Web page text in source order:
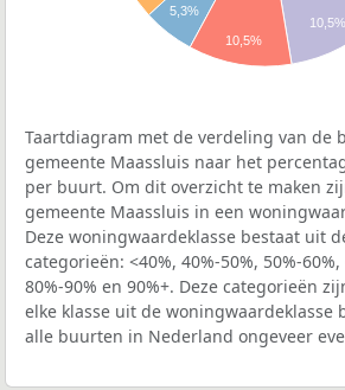
10,5%
5,3%
10,5%
Taartdiagram met de verdeling van de
gemeente Maassluis naar het
per buurt. Om dit overzicht te maken
gemeente Maassluis in een
Deze woningwaardeklasse bestaat uit
categorieën: <40%, 40%-50%, 50%-60%,
80%-90% en 90%+. Deze categorieën
elke klasse uit de woningwaardeklasse
alle buurten in Nederland ongeveer